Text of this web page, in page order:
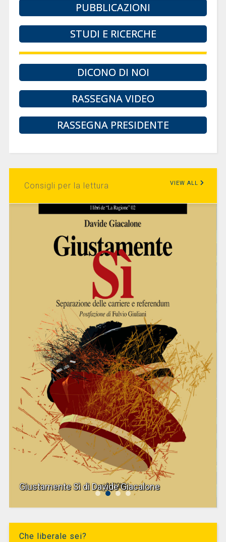
PUBBLICAZIONI
STUDI E RICERCHE
DICONO DI NOI
RASSEGNA VIDEO
RASSEGNA PRESIDENTE
Consigli per la lettura VIEW ALL
Giustamente Sì di Davide Giacalone
Che liberale sei?